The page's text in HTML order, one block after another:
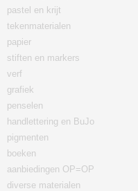
pastel en krijt
tekenmaterialen
papier
stiften en markers
verf
grafiek
penselen
handlettering en BuJo
pigmenten
boeken
aanbiedingen OP=OP
diverse materialen